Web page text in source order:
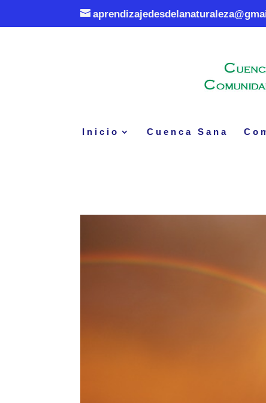
Inicio Cuenca Sana